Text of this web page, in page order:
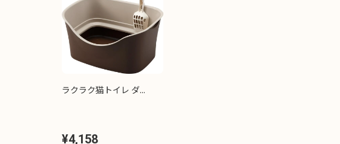
ラクラク猫トイレ ダ...
¥4,158